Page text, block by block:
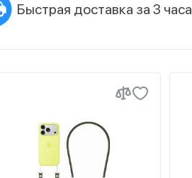
Быстрая доставка за 3 часа